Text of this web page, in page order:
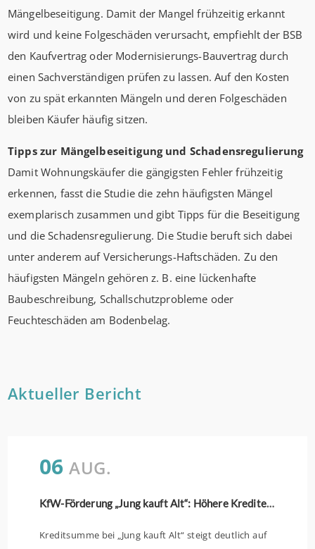
Mängelbeseitigung. Damit der Mangel frühzeitig erkannt
wird und keine Folgeschäden verursacht, empfiehlt der BSB
den Kaufvertrag oder Modernisierungs-Bauvertrag durch
einen Sachverständigen prüfen zu lassen. Auf den Kosten
von zu spät erkannten Mängeln und deren Folgeschäden
bleiben Käufer häufig sitzen.
Tipps zur Mängelbeseitigung und Schadensregulierung
Damit Wohnungskäufer die gängigsten Fehler frühzeitig
erkennen, fasst die Studie die zehn häufigsten Mängel
exemplarisch zusammen und gibt Tipps für die Beseitigung
und die Schadensregulierung. Die Studie beruft sich dabei
unter anderem auf Versicherungs-Haftschäden. Zu den
häufigsten Mängeln gehören z. B. eine lückenhafte
Baubeschreibung, Schallschutzprobleme oder
Feuchteschäden am Bodenbelag.
Aktueller Bericht
06 AUG.
KfW-Förderung „Jung kauft Alt“: Höhere Kredite ab August 2026
Kreditsumme bei „Jung kauft Alt“ steigt deutlich auf